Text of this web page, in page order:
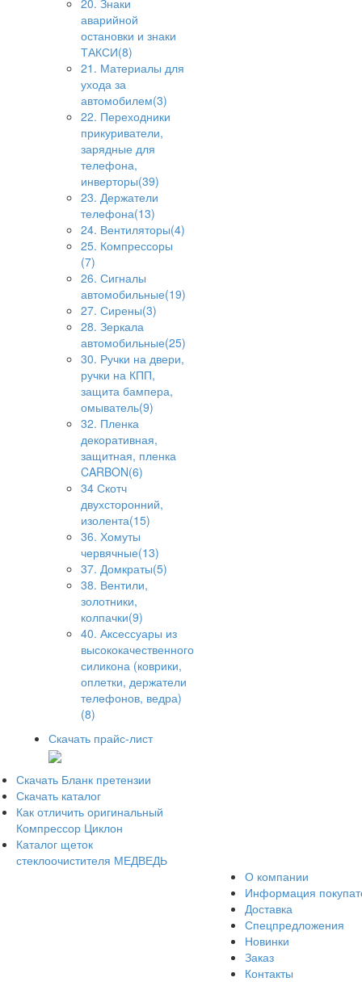
20. Знаки
аварийной
остановки и знаки
ТАКСИ(8)
21. Материалы для
ухода за
автомобилем(3)
22. Переходники
прикуриватели,
зарядные для
телефона,
инверторы(39)
23. Держатели
телефона(13)
24. Вентиляторы(4)
25. Компрессоры
(7)
26. Сигналы
автомобильные(19)
27. Сирены(3)
28. Зеркала
автомобильные(25)
30. Ручки на двери,
ручки на КПП,
защита бампера,
омыватель(9)
32. Пленка
декоративная,
защитная, пленка
CARBON(6)
34 Скотч
двухсторонний,
изолента(15)
36. Хомуты
червячные(13)
37. Домкраты(5)
38. Вентили,
золотники,
колпачки(9)
40. Аксессуары из
высококачественного
силикона (коврики,
оплетки, держатели
телефонов, ведра)
(8)
Скачать прайс-лист
Скачать Бланк претензии
Скачать каталог
Как отличить оригинальный
Компрессор Циклон
Каталог щеток
стеклоочистителя МЕДВЕДЬ
О компании
Информация
Доставка
Спецпредложения
Новинки
Заказ
Контакты